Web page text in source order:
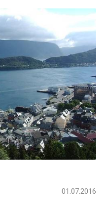
01.07.2016